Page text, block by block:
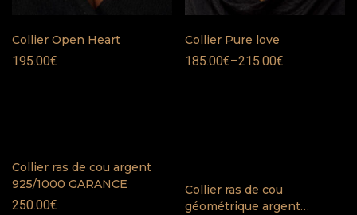
Collier Open Heart
195.00€
Collier Pure love
185.00€–215.00€
Collier ras de cou argent
925/1000 GARANCE
250.00€
Collier ras de cou
géométrique argent